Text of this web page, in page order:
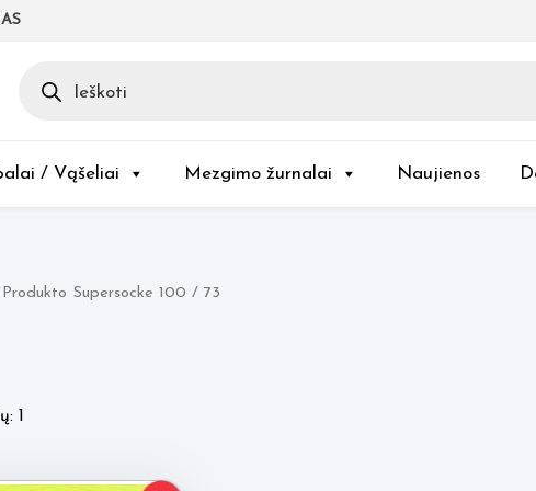
search
/ Vąšeliai Mezgimo žurnalai Naujienos
Supersocke 100 / 73
1